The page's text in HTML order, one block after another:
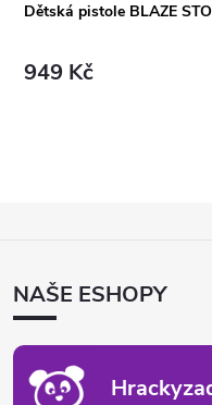
Dětská pistole BLAZE
949 Kč
ANAŠE ESHOPY